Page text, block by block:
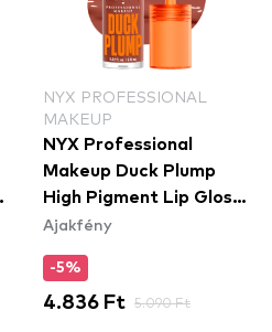
NYX PROFESSIONAL
MAKEUP
NYX Professional
Makeup Duck Plump
High Pigment Lip Gloss
- Brown Of Applause
Ajakfény
-5%
4.836 Ft 5.090 Ft